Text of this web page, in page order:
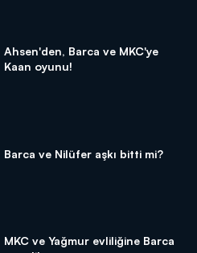
Ahsen'den, Barca ve MKC'ye
Kaan oyunu!
Barca ve Nilüfer aşkı bitti mi?
MKC ve Yağmur evliliğine Barca